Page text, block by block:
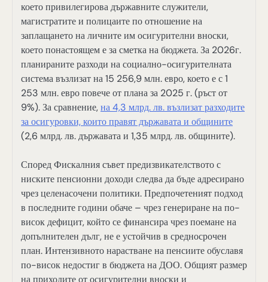
което привилегирова държавните служители,
магистратите и полицаите по отношение на
заплащането на личните им осигурителни вноски,
което понастоящем е за сметка на бюджета. За 2026г.
планираните разходи на социално-осигурителната
система възлизат на 15 256,9 млн. евро, което е с 1
253 млн. евро повече от плана за 2025 г. (ръст от
9%). За сравнение,на 4,3 млрд. лв. възлизат разходите
за осигуровки, които правят държавата и общините
(2,6 млрд. лв. държавата и 1,35 млрд. лв. общините).
Според Фискалния съвет предизвикателството с
ниските пенсионни доходи следва да бъде адресирано
чрез целенасочени политики. Предпочетеният подход
в последните години обаче – чрез генериране на по-
висок дефицит, който се финансира чрез поемане на
допълнителен дълг, не е устойчив в средносрочен
план. Интензивното нарастване на пенсиите обуславя
по-висок недостиг в бюджета на ДОО. Общият размер